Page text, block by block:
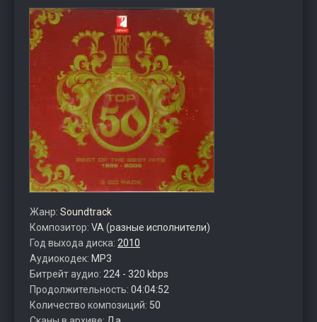
Жанр: Soundtrack
Композитор: VA (разные исполнители)
Год выхода диска: 2010
Аудиокодек: MP3
Битрейт аудио: 224 - 320 kbps
Продолжительность: 04:04:52
Количество композиций: 50